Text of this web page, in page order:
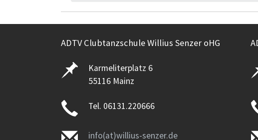
ADTV Clubtanzschule Willius Senzer oHG
Karmeliterplatz 6
55116 Mainz
Tel. 06131.220666
info(at)willius-senzer.de